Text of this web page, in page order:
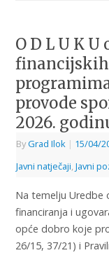
O D L U K
financijskih
provode
2026.
ByGrad Ilok | 15/04/
Javni natječaji, Javni
Na temelju Uredbe
financiranja i
opće dobro koje
26/15, 37/21) i